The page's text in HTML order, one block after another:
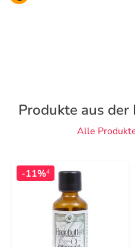
Produkte aus der
Alle
-11%4